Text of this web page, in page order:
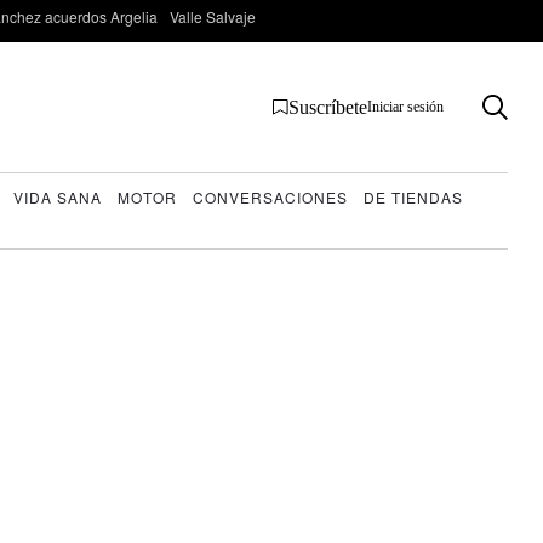
acuerdos Argelia Valle Salvaje
SuscríbeteIniciar sesión
VIDA SANA MOTOR CONVERSACIONES
DE TIENDAS